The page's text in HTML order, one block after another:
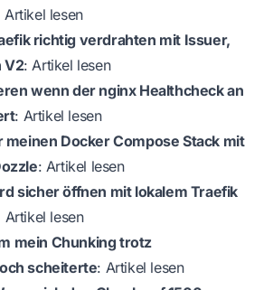
Artikel lesen
richtig verdrahten mit Issuer,
V2: Artikel lesen
wenn der nginx Healthcheck an
: Artikel lesen
Docker Compose Stack mit
: Artikel lesen
sicher öffnen mit lokalem Traefik
Artikel lesen
mein Chunking trotz
scheiterte: Artikel lesen